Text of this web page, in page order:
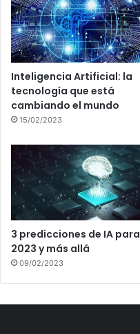
Inteligencia Artificial: la
tecnología que está
cambiando el mundo
15/02/2023
3 predicciones de IA para
2023 y más allá
09/02/2023